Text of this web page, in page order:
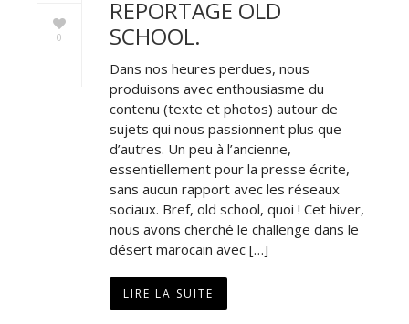
0
REPORTAGE OLD
SCHOOL.
Dans nos heures perdues, nous
produisons avec enthousiasme du
contenu (texte et photos) autour de
sujets qui nous passionnent plus que
d’autres. Un peu à l’ancienne,
essentiellement pour la presse écrite,
sans aucun rapport avec les réseaux
sociaux. Bref, old school, quoi ! Cet hiver,
nous avons cherché le challenge dans le
désert marocain avec […]
LIRE LA SUITE